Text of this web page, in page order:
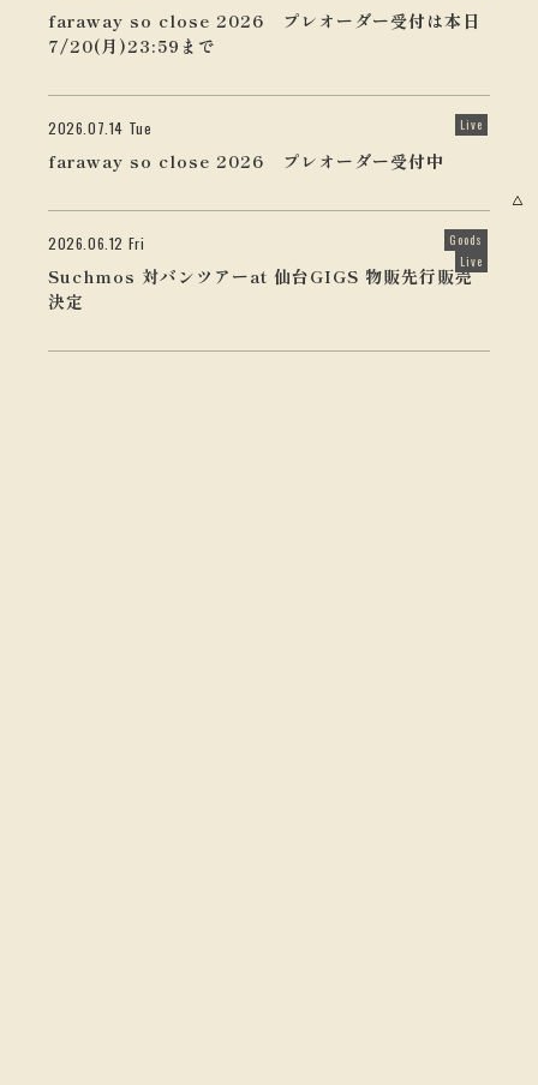
faraway so close 2026 プレオーダー受付は本日
7/20(月)23:59まで
2026.07.14 Tue Live
faraway so close 2026 プレオーダー受付中
2026.06.12 Fri
Goods
Live
Suchmos 対バンツアーat 仙台GIGS 物販先行販売
決定